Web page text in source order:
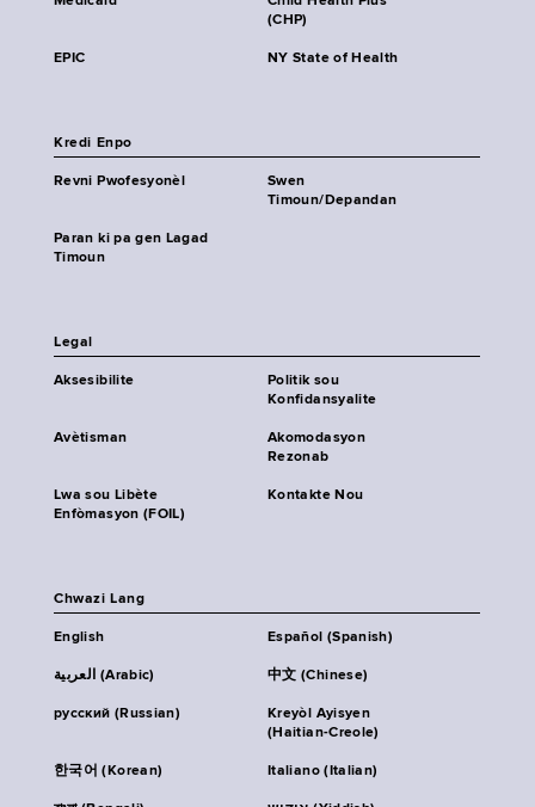
(CHP)
EPIC NY State of Health
Kredi Enpo
Revni Pwofesyonèl
Swen
Timoun/Depandan
Paran ki pa gen Lagad
Timoun
Legal
Aksesibilite
Politik sou
Konfidansyalite
Avètisman
Akomodasyon
Rezonab
Lwa sou Libète
Enfòmasyon (FOIL)
Kontakte Nou
Chwazi Lang
English Español (Spanish)
العربية (Arabic) 中文 (Chinese)
русский (Russian)
Kreyòl Ayisyen
(Haitian-Creole)
한국어 (Korean) Italiano (Italian)